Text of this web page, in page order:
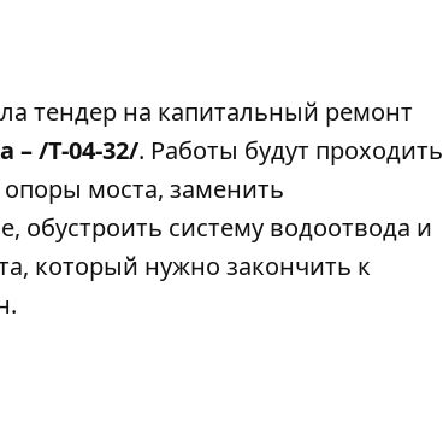
тендер на капитальный ремонт
– /Т-04-32/. Работы будут проходить
опоры моста, заменить
систему водоотвода и
который нужно закончить к